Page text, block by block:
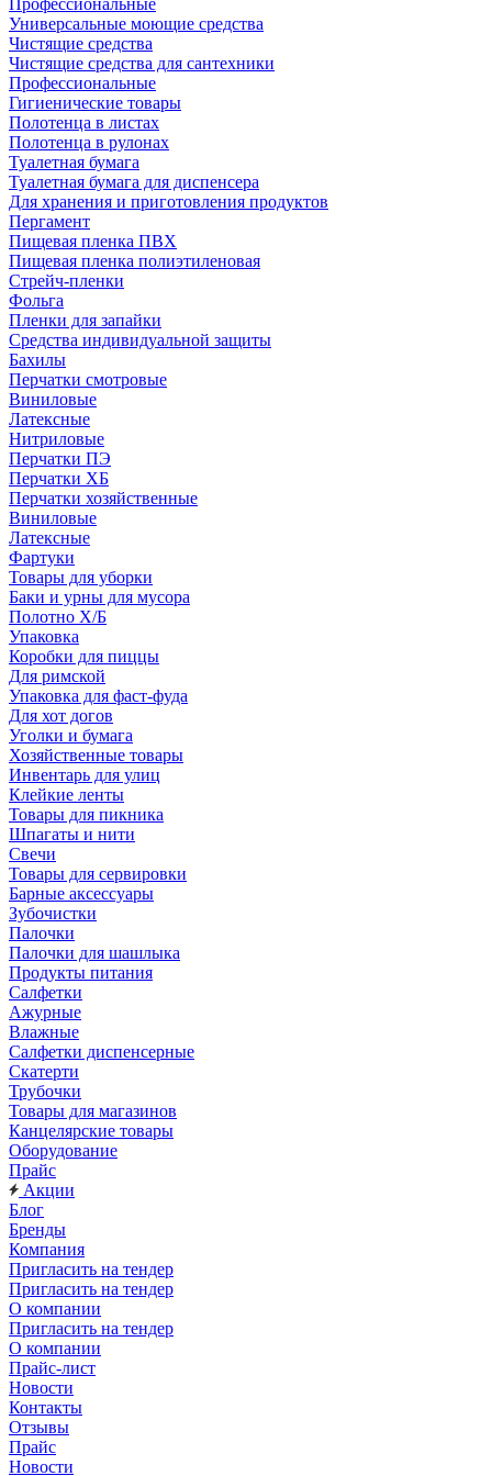
Профессиональные
Универсальные моющие средства
Чистящие средства
Чистящие средства для сантехники
Профессиональные
Гигиенические товары
Полотенца в листах
Полотенца в рулонах
Туалетная бумага
Туалетная бумага для диспенсера
Для хранения и приготовления продуктов
Пергамент
Пищевая пленка ПВХ
Пищевая пленка полиэтиленовая
Стрейч-пленки
Фольга
Пленки для запайки
Средства индивидуальной защиты
Бахилы
Перчатки смотровые
Виниловые
Латексные
Нитриловые
Перчатки ПЭ
Перчатки ХБ
Перчатки хозяйственные
Виниловые
Латексные
Фартуки
Товары для уборки
Баки и урны для мусора
Полотно Х/Б
Упаковка
Коробки для пиццы
Для римской
Упаковка для фаст-фуда
Для хот догов
Уголки и бумага
Хозяйственные товары
Инвентарь для улиц
Клейкие ленты
Товары для пикника
Шпагаты и нити
Свечи
Товары для сервировки
Барные аксессуары
Зубочистки
Палочки
Палочки для шашлыка
Продукты питания
Салфетки
Ажурные
Влажные
Салфетки диспенсерные
Скатерти
Трубочки
Товары для магазинов
Канцелярские товары
Оборудование
Прайс
Акции
Блог
Бренды
Компания
Пригласить на тендер
Пригласить на тендер
О компании
Пригласить на тендер
О компании
Прайс-лист
Новости
Контакты
Отзывы
Прайс
Новости